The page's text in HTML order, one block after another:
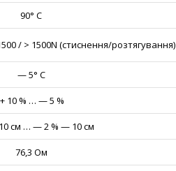
90° С
/ > 1500N (стиснення/розтягування)
— 5° С
+ 10 % … — 5 %
см … — 2 % — 10 см
76,3 Ом